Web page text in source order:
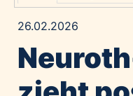
Alawyer
Amadeus Austrian Music
26.02.2026